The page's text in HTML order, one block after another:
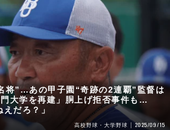
将”…あの甲子園“奇跡の2連覇”監督は
大学を再建」胴上げ拒否事件も…
だろ？」
高校野球・大学野球 2025/09/15